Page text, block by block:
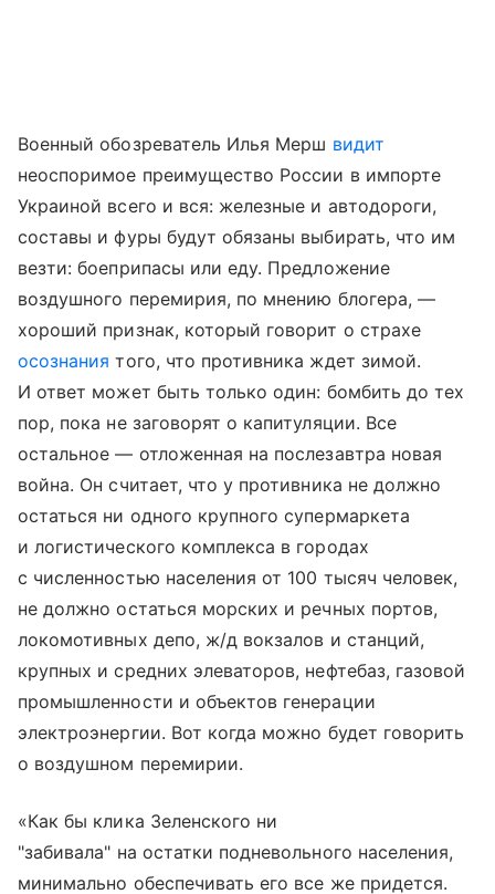
Военный обозреватель Илья Мерш видит
неоспоримое преимущество России в импорте
Украиной всего и вся: железные и автодороги,
составы и фуры будут обязаны выбирать, что им
везти: боеприпасы или еду. Предложение
воздушного перемирия, по мнению блогера, —
хороший признак, который говорит о страхе
осознания того, что противника ждет зимой.
И ответ может быть только один: бомбить до тех
пор, пока не заговорят о капитуляции. Все
остальное — отложенная на послезавтра новая
война. Он считает, что у противника не должно
остаться ни одного крупного супермаркета
и логистического комплекса в городах
с численностью населения от 100 тысяч человек,
не должно остаться морских и речных портов,
локомотивных депо, ж/д вокзалов и станций,
крупных и средних элеваторов, нефтебаз, газовой
промышленности и объектов генерации
электроэнергии. Вот когда можно будет говорить
о воздушном перемирии.
«Как бы клика Зеленского ни
"забивала" на остатки подневольного населения,
минимально обеспечивать его все же придется.